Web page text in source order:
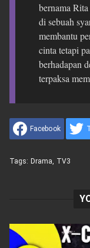
bernama
di sebuah
membantu
cinta tetapi
berhadapan
terpaksa
Facebook
Tags: Drama TV3